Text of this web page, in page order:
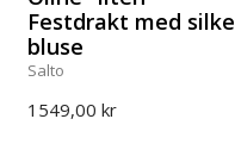
Festdrakt med silke
bluse
Salto
1549,00 kr